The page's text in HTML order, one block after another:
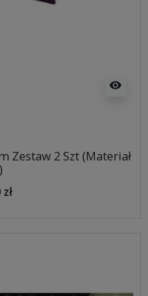
visibility
Zestaw 2 Szt (Materiał